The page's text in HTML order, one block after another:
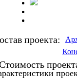
проекта: